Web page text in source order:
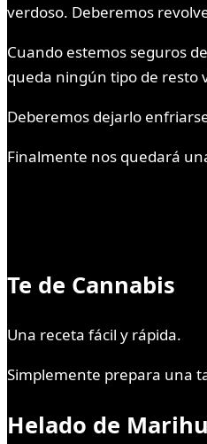
verdoso. Deberemos
Cuando estemos seguros
queda ningún tipo de resto
Deberemos dejarlo
Finalmente nos quedará
Te de Cannabis
Una receta fácil y rápida.
Simplemente prepara una
Helado de